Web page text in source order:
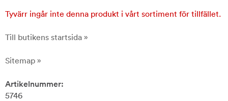
Tyvärr ingår inte denna produkt i vårt sortiment för tillfället.
Till butikens startsida »
Sitemap »
Artikelnummer:
5746